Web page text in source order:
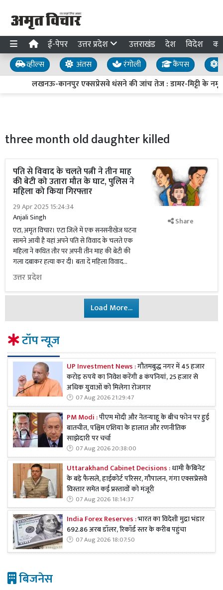
ई-पेपर उत्तर प्रदेश उत्तराखंड देश विदेश
व्हील्स अंतस रंगोली कैंपस
लखनऊ-कानपुर एक्सप्रेसवे धंसने की जांच तेज : डामर-मिट्टी के
three month old daughter killed
पति से विवाद के चलते पत्नी ने तीन माह
की बेटी को उतारा मौत के घाट, पुलिस ने
महिला को किया गिरफ्तार
29 Apr 2025 15:24:34
Anjali Singh
एटा, अमृत विचार। एटा जिले में एक सनसनीखेज घटना
सामने आयी है यहां अपने पति से विवाद के चलते एक
महिला ने कथित तौर पर अपनी तीन माह की बेटी की
गला दबाकर हत्या कर दी। बता दें महिला विवाद...
उत्तर प्रदेश
Share
Load More...
टॉप न्यूज
UP Investment News :गौतमबुद्ध नगर में 45 हजार
करोड़ रुपये का निवेश करेंगी 8 कंपनियां, 25 हजार से
अधिक युवाओं को मिलेगा रोजगार
07 Aug 2026 21:29:47
PM Modi :पीएम मोदी और नेतन्याहू के बीच फोन पर हुई
बातचीत, पश्चिम एशिया के हालात और रणनीतिक
साझेदारी पर चर्चा
07 Aug 2026 20:38:00
Uttarakhand Cabinet Decisions :धामी कैबिनेट
के बड़े फैसले, हाईकोर्ट परिसर, गौपालन, गंगा एक्सप्रेसवे
विस्तार समेत कई प्रस्तावों को मंजूरी
07 Aug 2026 18:14:37
India Forex Reserves :भारत का विदेशी मुद्रा भंडार
692.86 अरब डॉलर, रिकॉर्ड स्तर के करीब पहुंचा
07 Aug 2026 18:07:50
बिजनेस